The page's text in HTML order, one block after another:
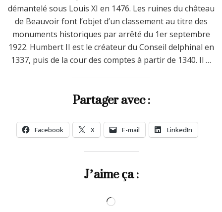
démantelé sous Louis XI en 1476. Les ruines du château
de Beauvoir font l’objet d’un classement au titre des
monuments historiques par arrêté du 1er septembre
1922. Humbert II est le créateur du Conseil delphinal en
1337, puis de la cour des comptes à partir de 1340. Il …
Partager avec :
Facebook X E-mail LinkedIn
J’aime ça :
Chargement…